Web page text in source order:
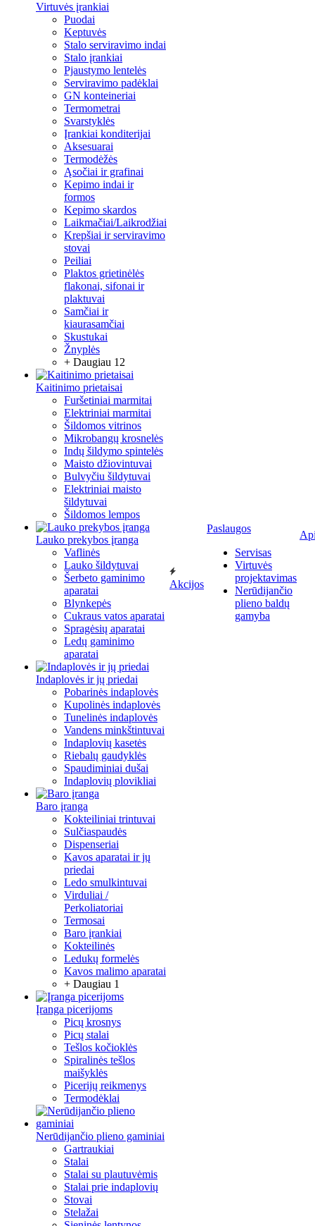
Virtuvės įrankiai
Puodai
Keptuvės
Stalo serviravimo indai
Stalo įrankiai
Pjaustymo lentelės
Serviravimo padėklai
GN konteineriai
Termometrai
Svarstyklės
Įrankiai konditerijai
Aksesuarai
Termodėžės
Ąsočiai ir grafinai
Kepimo indai ir
formos
Kepimo skardos
Laikmačiai/Laikrodžiai
Krepšiai ir serviravimo
stovai
Peiliai
Plaktos grietinėlės
flakonai, sifonai ir
plaktuvai
Samčiai ir
kiaurasamčiai
Skustukai
Žnyplės
+ Daugiau 12
Kaitinimo prietaisai
Furšetiniai marmitai
Elektriniai marmitai
Šildomos vitrinos
Mikrobangų krosnelės
Indų šildymo spintelės
Maisto džiovintuvai
Bulvyčiu šildytuvai
Elektriniai maisto
šildytuvai
Šildomos lempos
Lauko prekybos įranga
Vaflinės
Lauko šildytuvai
Šerbeto gaminimo
aparatai
Blynkepės
Cukraus vatos aparatai
Spragėsių aparatai
Ledų gaminimo
aparatai
Indaplovės ir jų priedai
Pobarinės indaplovės
Kupolinės indaplovės
Tunelinės indaplovės
Vandens minkštintuvai
Indaplovių kasetės
Riebalų gaudyklės
Spaudiminiai dušai
Indaplovių plovikliai
Baro įranga
Kokteiliniai trintuvai
Sulčiaspaudės
Dispenseriai
Kavos aparatai ir jų
priedai
Ledo smulkintuvai
Virduliai /
Perkoliatoriai
Termosai
Baro įrankiai
Kokteilinės
Ledukų formelės
Kavos malimo aparatai
+ Daugiau 1
Įranga picerijoms
Picų krosnys
Picų stalai
Tešlos kočioklės
Spiralinės tešlos
maišyklės
Picerijų reikmenys
Termodėklai
Nerūdijančio plieno gaminiai
Gartraukiai
Stalai
Stalai su plautuvėmis
Stalai prie indaplovių
Stovai
Stelažai
Akcijos
Paslaugos
Servisas
Virtuvės
projektavimas
Nerūdijančio
plieno baldų
gamyba